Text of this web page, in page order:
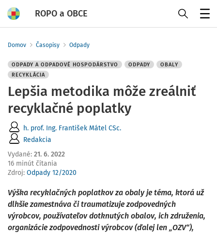
ROPO a OBCE
Domov Časopisy Odpady
ODPADY A ODPADOVÉ HOSPODÁRSTVO ODPADY
OBALY
RECYKLÁCIA
Lepšia metodika môže zreálniť
recyklačné poplatky
h. prof. Ing. František Mátel CSc.
Redakcia
Vydané: 21. 6. 2022
16 minút čítania
Zdroj: Odpady 12/2020
Výška recyklačných poplatkov za obaly je téma, ktorá už
dlhšie zamestnáva či traumatizuje zodpovedných
výrobcov, používateľov dotknutých obalov, ich združenia,
organizácie zodpovednosti výrobcov (ďalej len „OZV“),